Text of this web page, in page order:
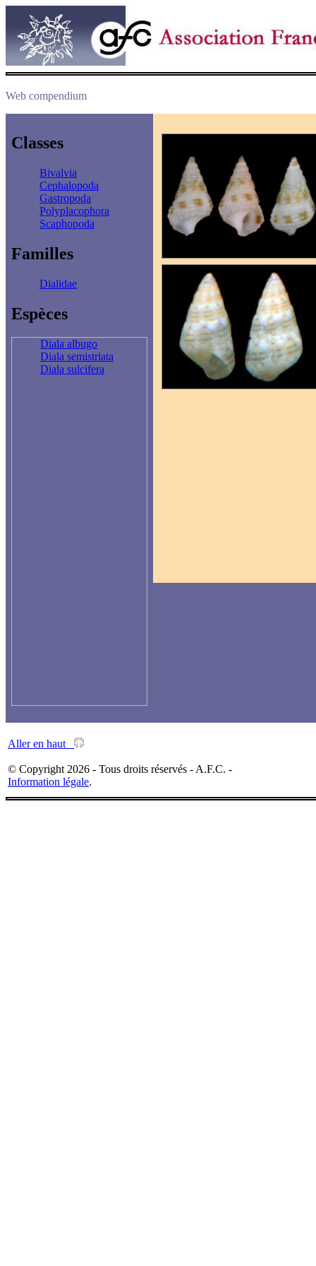
Web compendium
Classes
Bivalvia
Cephalopoda
Gastropoda
Polyplacophora
Scaphopoda
Familles
Dialidae
Espèces
Diala albugo
Diala semistriata
Diala sulcifera
Aller en haut
© Copyright 2026 - Tous droits réservés - A.F.C. -
Information légale.